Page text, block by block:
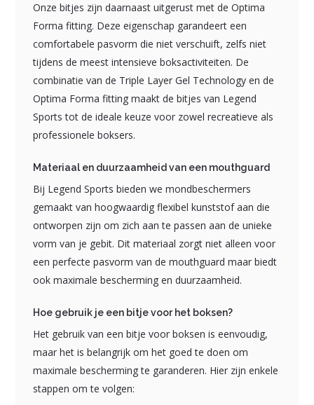
Onze bitjes zijn daarnaast uitgerust met de Optima
Forma fitting. Deze eigenschap garandeert een
comfortabele pasvorm die niet verschuift, zelfs niet
tijdens de meest intensieve boksactiviteiten. De
combinatie van de Triple Layer Gel Technology en de
Optima Forma fitting maakt de bitjes van Legend
Sports tot de ideale keuze voor zowel recreatieve als
professionele boksers.
Materiaal en duurzaamheid van een mouthguard
Bij Legend Sports bieden we mondbeschermers
gemaakt van hoogwaardig flexibel kunststof aan die
ontworpen zijn om zich aan te passen aan de unieke
vorm van je gebit. Dit materiaal zorgt niet alleen voor
een perfecte pasvorm van de mouthguard maar biedt
ook maximale bescherming en duurzaamheid.
Hoe gebruik je een bitje voor het boksen?
Het gebruik van een bitje voor boksen is eenvoudig,
maar het is belangrijk om het goed te doen om
maximale bescherming te garanderen. Hier zijn enkele
stappen om te volgen: